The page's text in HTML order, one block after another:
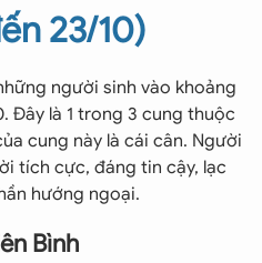
23/10)
người sinh vào khoảng
Đây là 1 trong 3 cung thuộc
cung này là cái cân. Người
tích cực, đáng tin cậy, lạc
hướng ngoại.
Bình